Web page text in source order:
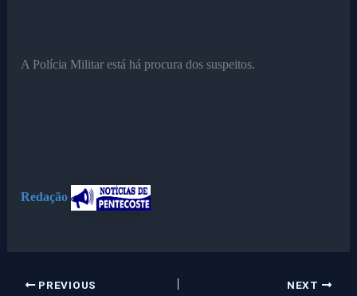
A Polícia Militar está há procura dos suspeitos.
Redação
PREVIOUS NEXT